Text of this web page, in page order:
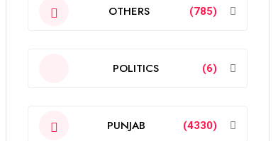
OTHERS (785)
POLITICS (6)
PUNJAB (4330)